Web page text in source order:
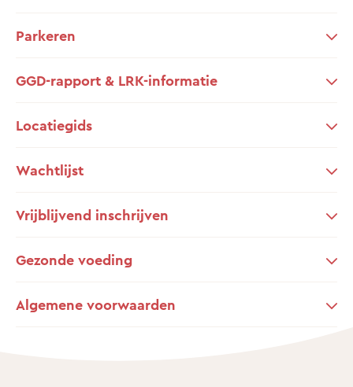
Parkeren
GGD-rapport & LRK-informatie
Locatiegids
Wachtlijst
Vrijblijvend inschrijven
Gezonde voeding
Algemene voorwaarden